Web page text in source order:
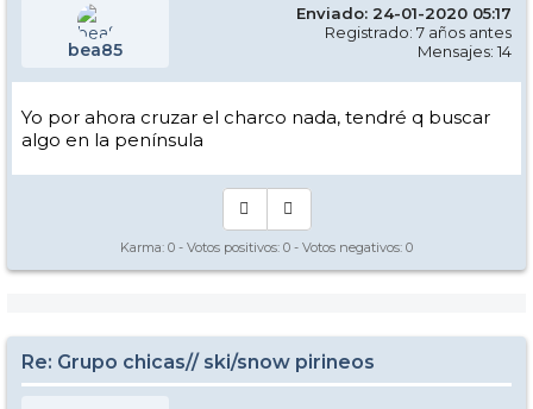
bea85
Enviado: 24-01-2020 05:17
Registrado: 7 años antes
Mensajes: 14
Yo por ahora cruzar el charco nada, tendré q buscar
algo en la península
Karma: 0 - Votos positivos: 0 - Votos negativos: 0
Re: Grupo chicas// ski/snow pirineos